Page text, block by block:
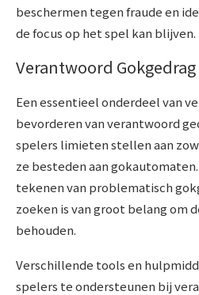
beschermen tegen fraude en
de focus op het spel kan blijven.
Verantwoord
Een essentieel onderdeel van
bevorderen van verantwoord
spelers limieten stellen aan
ze besteden aan
tekenen van problematisch
zoeken is van groot belang om
behouden.
Verschillende tools en
spelers te ondersteunen bij